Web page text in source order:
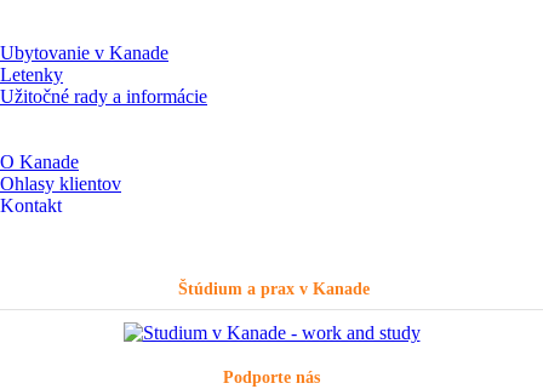
Ubytovanie v Kanade
Letenky
Užitočné rady a informácie
O Kanade
Ohlasy klientov
Kontakt
Štúdium a prax v Kanade
Podporte nás